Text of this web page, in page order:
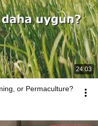
24:03
or Permaculture?